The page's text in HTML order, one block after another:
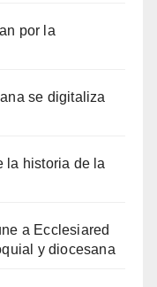
por la
se digitaliza
la historia de la
a Ecclesiared
y diocesana